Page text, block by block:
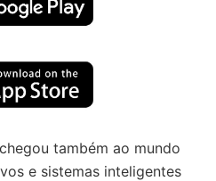
também ao mundo
e sistemas inteligentes